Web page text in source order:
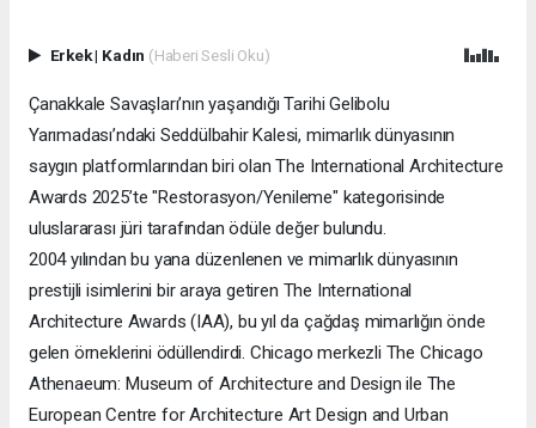
Erkek| Kadın (Haberi Sesli Oku)
Çanakkale Savaşları’nın yaşandığı Tarihi Gelibolu
Yarımadası’ndaki Seddülbahir Kalesi, mimarlık dünyasının
saygın platformlarından biri olan The International Architecture
Awards 2025’te "Restorasyon/Yenileme" kategorisinde
uluslararası jüri tarafından ödüle değer bulundu.
2004 yılından bu yana düzenlenen ve mimarlık dünyasının
prestijli isimlerini bir araya getiren The International
Architecture Awards (IAA), bu yıl da çağdaş mimarlığın önde
gelen örneklerini ödüllendirdi. Chicago merkezli The Chicago
Athenaeum: Museum of Architecture and Design ile The
European Centre for Architecture Art Design and Urban